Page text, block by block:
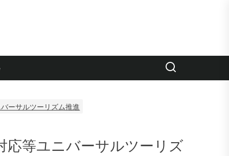
ーサルツーリズム推進
応等ユニバーサルツーリズ